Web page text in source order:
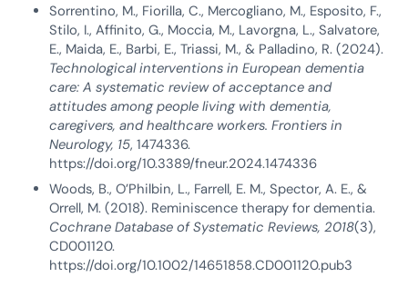
Sorrentino, M., Fiorilla, C., Mercogliano, M., Esposito, F.,
Stilo, I., Affinito, G., Moccia, M., Lavorgna, L., Salvatore,
E., Maida, E., Barbi, E., Triassi, M., & Palladino, R. (2024).
Technological interventions in European dementia
care: A systematic review of acceptance and
attitudes among people living with dementia,
caregivers, and healthcare workers. Frontiers in
Neurology, 15, 1474336.
https://doi.org/10.3389/fneur.2024.1474336
Woods, B., O’Philbin, L., Farrell, E. M., Spector, A. E., &
Orrell, M. (2018). Reminiscence therapy for dementia.
Cochrane Database of Systematic Reviews, 2018(3),
CD001120.
https://doi.org/10.1002/14651858.CD001120.pub3